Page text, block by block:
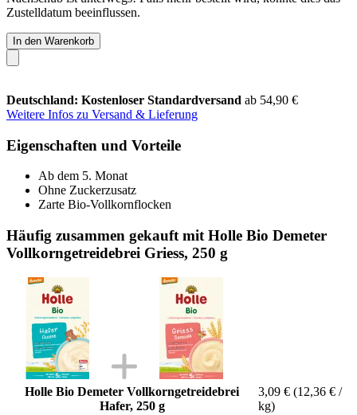
Zustelldatum beeinflussen.
In den Warenkorb
Deutschland: Kostenloser Standardversand ab 54,90 €
Weitere Infos zu Versand & Lieferung
Eigenschaften und Vorteile
Ab dem 5. Monat
Ohne Zuckerzusatz
Zarte Bio-Vollkornflocken
Häufig zusammen gekauft mit Holle Bio Demeter
Vollkorngetreidebrei Griess, 250 g
Holle Bio Demeter Vollkorngetreidebrei
Hafer, 250 g
3,09 € (12,36 € /
kg)